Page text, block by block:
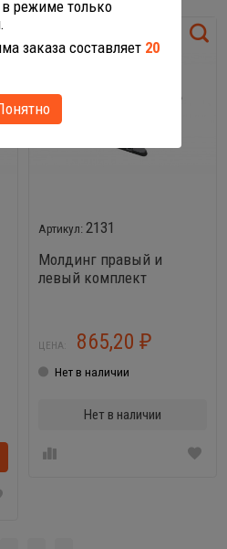
2131
Молдинг правый и
левый комплект
ЦЕНА: 865,20 ₽
Нет в наличии
Нет в наличии
режиме только
заказа составляет 20